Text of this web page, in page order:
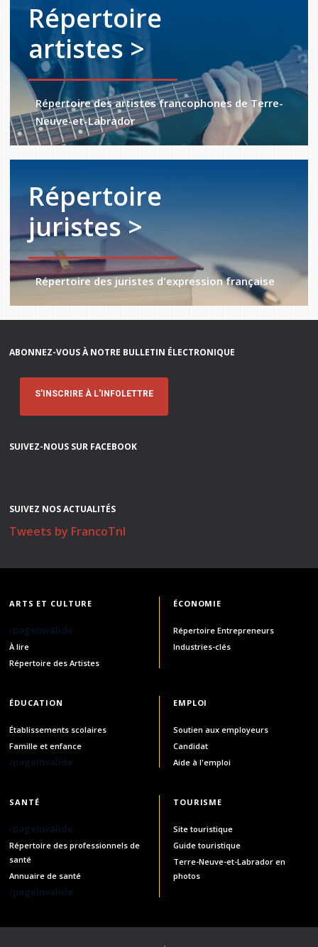
Répertoire
artistes >
Répertoire des artistes francophones de Terre-
Neuve-et-Labrador
Répertoire
juristes >
Répertoire des juristes d'expression française
ABONNEZ-VOUS À NOTRE BULLETIN ÉLECTRONIQUE
S'INSCRIRE À L'INFOLETTRE
SUIVEZ-NOUS SUR FACEBOOK
SUIVEZ NOS ACTUALITÉS
Tweets by FrancoTnl
ARTS ET CULTURE
/pageInvalide
À lire
Répertoire des Artistes
ÉCONOMIE
Répertoire Entrepreneurs
Industries-clés
ÉDUCATION
Établissements scolaires
Famille et enfance
/pageInvalide
EMPLOI
Soutien aux employeurs
Candidat
Aide à l'emploi
SANTÉ
/pageInvalide
Répertoire des professionnels de
santé
Annuaire de santé
/pageInvalide
TOURISME
Site touristique
Guide touristique
Terre-Neuve-et-Labrador en
photos